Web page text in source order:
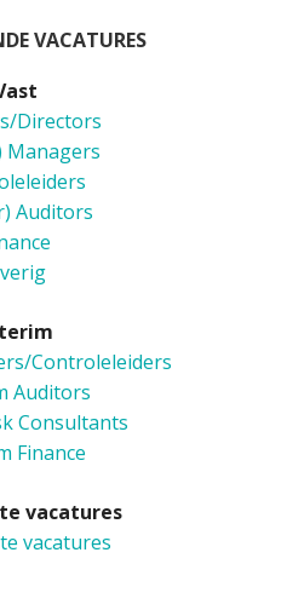
VACATURES
Directors
Managers
Auditors
Controleleiders
Auditors
Consultants
Finance
vacatures
vacatures